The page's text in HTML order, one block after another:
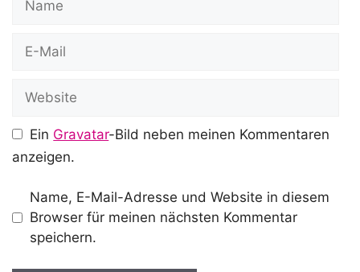
Mail
Ein Gravatar-Bild neben meinen Kommentaren
anzeigen.
Name, E-Mail-Adresse und Website in diesem
Browser für meinen nächsten Kommentar
speichern.